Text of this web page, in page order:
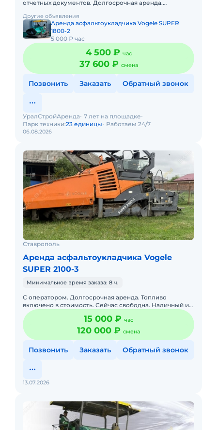
отчетных документов. Долгосрочная аренда.
Другие объявления
Аренда асфальтоукладчика Vogele SUPER
1800-2
5 000 ₽ час
4 500 ₽ час
37 600 ₽ смена
Позвонить Заказать Обратный звонок
06.08.2026
УралСтройАренда 7 лет на площадке
Парк техники:23 единицы Работаем 24/7
Ставрополь
Аренда асфальтоукладчика Vogele
SUPER 2100-3
Минимальное время заказа: 8 ч.
С оператором. Долгосрочная аренда. Топливо
включено в стоимость. Сейчас свободна. Наличный и
безналичный расчет. Без посредников. Работаем в
праздничные и выход15 000 ₽ час
120 000 ₽ смена
Позвонить Заказать Обратный звонок
13.07.2026